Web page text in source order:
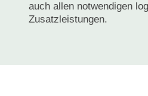
auch allen notwendigen
Zusatzleistungen.